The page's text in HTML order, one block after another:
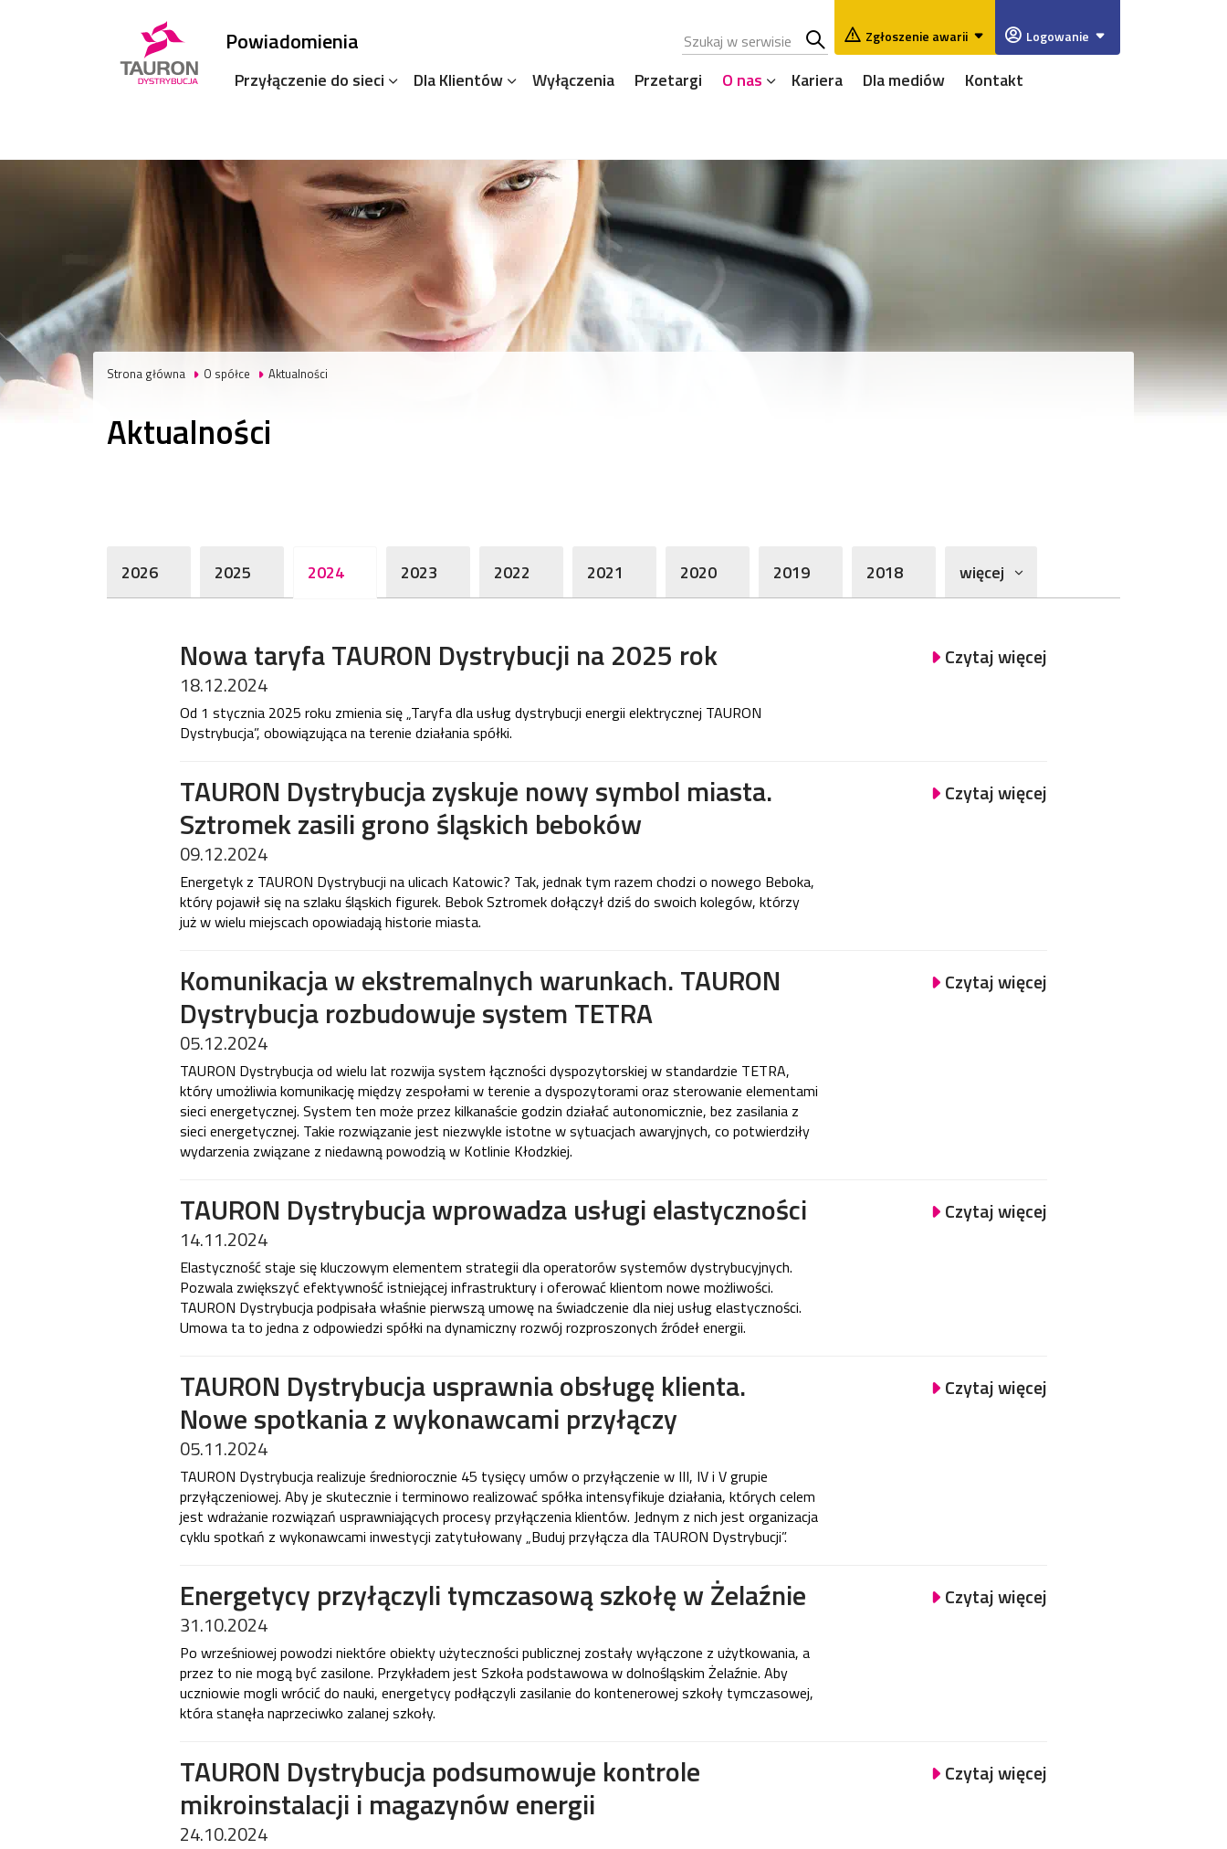
Powiadomienia Zgłoszenie awarii Logowanie
Przyłączenie do sieci Dla Klientów Wyłączenia Przetargi O nas Kariera Dla mediów Kontakt
Strona główna O spółce Aktualności
Aktualności
2026 2025 2024 2023 2022 2021 2020 2019 2018 więcej
Nowa taryfa TAURON Dystrybucji na 2025 rok
18.12.2024
Od 1 stycznia 2025 roku zmienia się „Taryfa dla usług dystrybucji energii elektrycznej TAURON
Dystrybucja”, obowiązująca na terenie działania spółki.
Czytaj więcej
TAURON Dystrybucja zyskuje nowy symbol miasta.
Sztromek zasili grono śląskich beboków
09.12.2024
Energetyk z TAURON Dystrybucji na ulicach Katowic? Tak, jednak tym razem chodzi o nowego Beboka,
który pojawił się na szlaku śląskich figurek. Bebok Sztromek dołączył dziś do swoich kolegów, którzy
już w wielu miejscach opowiadają historie miasta.
Czytaj więcej
Komunikacja w ekstremalnych warunkach. TAURON
Dystrybucja rozbudowuje system TETRA
05.12.2024
TAURON Dystrybucja od wielu lat rozwija system łączności dyspozytorskiej w standardzie TETRA,
który umożliwia komunikację między zespołami w terenie a dyspozytorami oraz sterowanie elementami
sieci energetycznej. System ten może przez kilkanaście godzin działać autonomicznie, bez zasilania z
sieci energetycznej. Takie rozwiązanie jest niezwykle istotne w sytuacjach awaryjnych, co potwierdziły
wydarzenia związane z niedawną powodzią w Kotlinie Kłodzkiej.
Czytaj więcej
TAURON Dystrybucja wprowadza usługi elastyczności
14.11.2024
Elastyczność staje się kluczowym elementem strategii dla operatorów systemów dystrybucyjnych.
Pozwala zwiększyć efektywność istniejącej infrastruktury i oferować klientom nowe możliwości.
TAURON Dystrybucja podpisała właśnie pierwszą umowę na świadczenie dla niej usług elastyczności.
Umowa ta to jedna z odpowiedzi spółki na dynamiczny rozwój rozproszonych źródeł energii.
Czytaj więcej
TAURON Dystrybucja usprawnia obsługę klienta.
Nowe spotkania z wykonawcami przyłączy
05.11.2024
TAURON Dystrybucja realizuje średniorocznie 45 tysięcy umów o przyłączenie w III, IV i V grupie
przyłączeniowej. Aby je skutecznie i terminowo realizować spółka intensyfikuje działania, których celem
jest wdrażanie rozwiązań usprawniających procesy przyłączenia klientów. Jednym z nich jest organizacja
cyklu spotkań z wykonawcami inwestycji zatytułowany „Buduj przyłącza dla TAURON Dystrybucji”.
Czytaj więcej
Energetycy przyłączyli tymczasową szkołę w Żelaźnie
31.10.2024
Po wrześniowej powodzi niektóre obiekty użyteczności publicznej zostały wyłączone z użytkowania, a
przez to nie mogą być zasilone. Przykładem jest Szkoła podstawowa w dolnośląskim Żelaźnie. Aby
uczniowie mogli wrócić do nauki, energetycy podłączyli zasilanie do kontenerowej szkoły tymczasowej,
która stanęła naprzeciwko zalanej szkoły.
Czytaj więcej
TAURON Dystrybucja podsumowuje kontrole
mikroinstalacji i magazynów energii
24.10.2024
Czytaj więcej